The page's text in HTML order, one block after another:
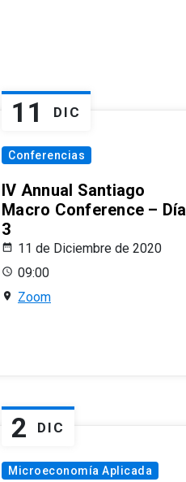
11 DIC
Conferencias
IV Annual Santiago
Macro Conference – Día
3
11 de Diciembre de 2020
09:00
Zoom
2 DIC
Microeconomía Aplicada